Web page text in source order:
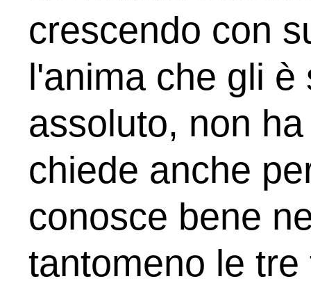
crescendo con
l'anima che gli
assoluto, non
chiede anche
conosce bene
tantomeno le